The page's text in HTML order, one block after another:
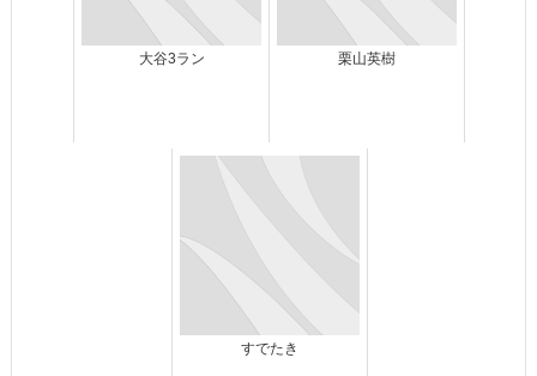
大谷3ラン 栗山英樹
すでたき